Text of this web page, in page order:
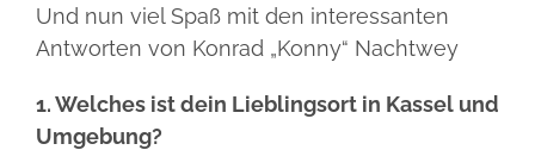
Und nun viel Spaß mit den interessanten
Antworten von Konrad „Konny“ Nachtwey
1. Welches ist dein Lieblingsort in Kassel und
Umgebung?